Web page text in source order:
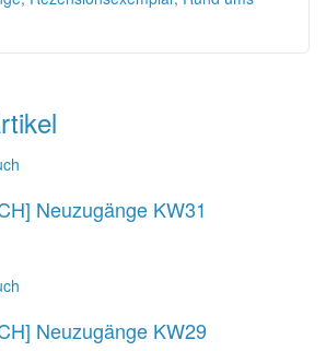
Neuzugänge KW31
Neuzugänge KW29